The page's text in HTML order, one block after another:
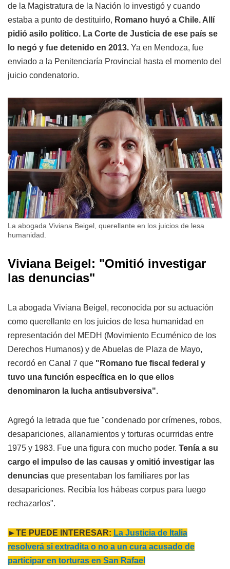
de la Magistratura de la Nación lo investigó y cuando
estaba a punto de destituirlo, Romano huyó a Chile. Allí
pidió asilo político. La Corte de Justicia de ese país se
lo negó y fue detenido en 2013. Ya en Mendoza, fue
enviado a la Penitenciaría Provincial hasta el momento del
juicio condenatorio.
La abogada Viviana Beigel, querellante en los juicios de lesa
humanidad.
Viviana Beigel: "Omitió investigar
las denuncias"
La abogada Viviana Beigel, reconocida por su actuación
como querellante en los juicios de lesa humanidad en
representación del MEDH (Movimiento Ecuménico de los
Derechos Humanos) y de Abuelas de Plaza de Mayo,
recordó en Canal 7 que "Romano fue fiscal federal y
tuvo una función específica en lo que ellos
denominaron la lucha antisubversiva".
Agregó la letrada que fue "condenado por crímenes, robos,
desapariciones, allanamientos y torturas ocurrridas entre
1975 y 1983. Fue una figura con mucho poder. Tenía a su
cargo el impulso de las causas y omitió investigar las
denuncias que presentaban los familiares por las
desapariciones. Recibía los hábeas corpus para luego
rechazarlos".
►TE PUEDE INTERESAR: La Justicia de Italia
resolverá si extradita o no a un cura acusado de
participar en torturas en San Rafael